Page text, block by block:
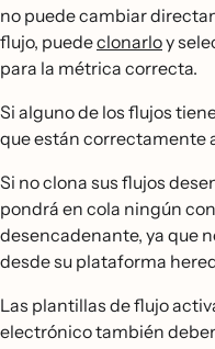
no puede cambiar
flujo, puedeclonarloy
para la métrica correcta.
Si alguno de los flujos
que están correctamente
Si no clona sus flujos
pondrá en cola ningún
desencadenante, ya que
desde su plataforma
Las plantillas de flujo
electrónico también